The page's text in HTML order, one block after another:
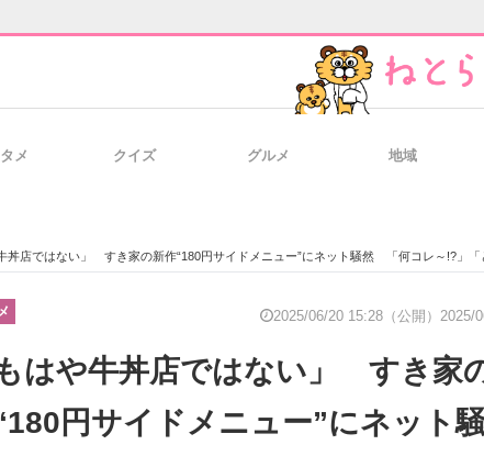
メ クイズ グルメ 地域
丼店ではない」 すき家の新作“180円サイドメニュー”にネット騒然 「何コレ～!?」「
2025/06/20 15:28（公開） 2025/
もはや牛丼店ではない」 すき家
円サイドメニュー”にネット